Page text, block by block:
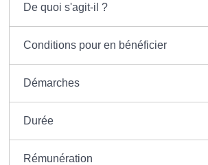
De quoi s'agit-il ?
Conditions pour en bénéficier
Démarches
Durée
Rémunération